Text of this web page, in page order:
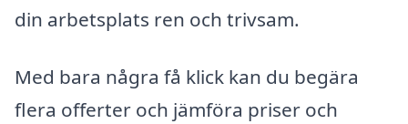
din arbetsplats ren och trivsam.
Med bara några få klick kan du begära
flera offerter och jämföra priser och